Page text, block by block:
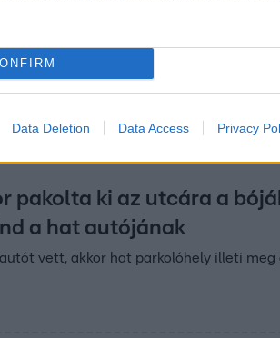
Data Deletion Data Access Privacy
de túlélte
rögtön sikoltozni kezdett. A mentősök
pakolta ki az utcára a
a hat autójának
vett, akkor hat parkolóhely illeti